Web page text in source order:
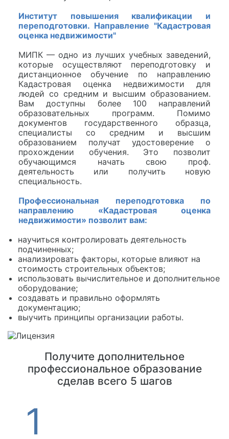
Институт повышения квалификации и
переподготовки. Направление "Кадастровая
оценка недвижимости"
МИПК — одно из лучших учебных заведений,
которые осуществляют переподготовку и
дистанционное обучение по направлению
Кадастровая оценка недвижимости для
людей со средним и высшим образованием.
Вам доступны более 100 направлений
образовательных программ. Помимо
документов государственного образца,
специалисты со средним и высшим
образованием получат удостоверение о
прохождении обучения. Это позволит
обучающимся начать свою проф.
деятельность или получить новую
специальность.
Профессиональная переподготовка по
направлению «Кадастровая оценка
недвижимости» позволит вам:
научиться контролировать деятельность
подчиненных;
анализировать факторы, которые влияют на
стоимость строительных объектов;
использовать вычислительное и дополнительное
оборудование;
создавать и правильно оформлять
документацию;
выучить принципы организации работы.
Получите дополнительное
профессиональное образование
сделав всего 5 шагов